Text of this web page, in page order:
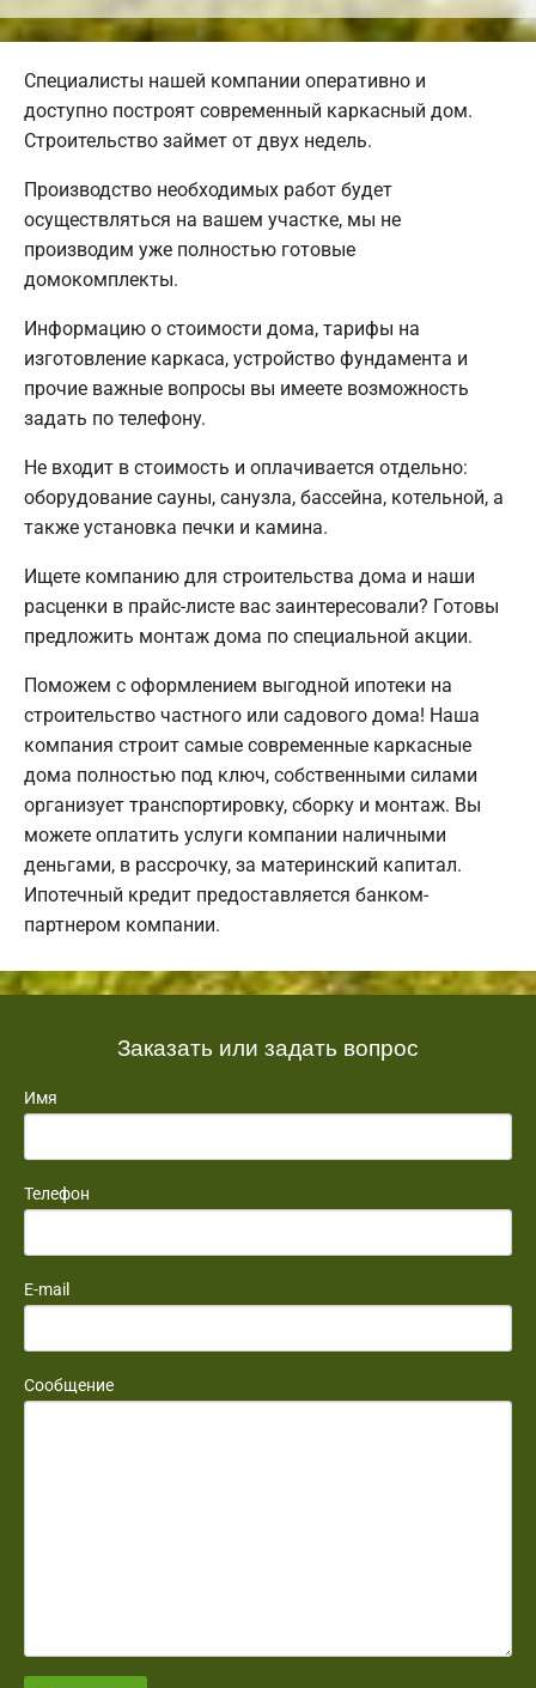
Специалисты нашей компании оперативно и
доступно построят современный каркасный дом.
Строительство займет от двух недель.
Производство необходимых работ будет
осуществляться на вашем участке, мы не
производим уже полностью готовые
домокомплекты.
Информацию о стоимости дома, тарифы на
изготовление каркаса, устройство фундамента и
прочие важные вопросы вы имеете возможность
задать по телефону.
Не входит в стоимость и оплачивается отдельно:
оборудование сауны, санузла, бассейна, котельной, а
также установка печки и камина.
Ищете компанию для строительства дома и наши
расценки в прайс-листе вас заинтересовали? Готовы
предложить монтаж дома по специальной акции.
Поможем с оформлением выгодной ипотеки на
строительство частного или садового дома! Наша
компания строит самые современные каркасные
дома полностью под ключ, собственными силами
организует транспортировку, сборку и монтаж. Вы
можете оплатить услуги компании наличными
деньгами, в рассрочку, за материнский капитал.
Ипотечный кредит предоставляется банком-
партнером компании.
Заказать или задать вопрос
Имя
Телефон
E-mail
Сообщение